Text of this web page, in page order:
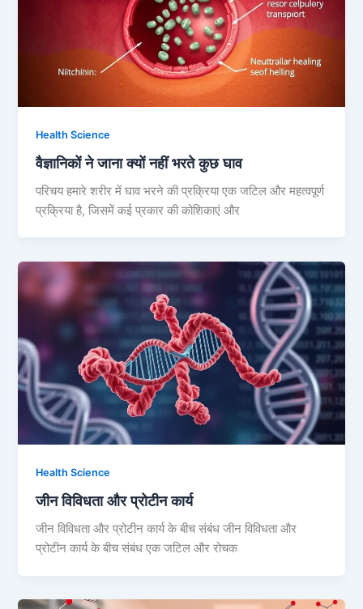
Health Science
वैज्ञानिकों ने जाना क्यों नहीं भरते कुछ घाव
परिचय हमारे शरीर में घाव भरने की प्रक्रिया एक जटिल और महत्वपूर्ण
प्रक्रिया है, जिसमें कई प्रकार की कोशिकाएं और
Health Science
जीन विविधता और प्रोटीन कार्य
जीन विविधता और प्रोटीन कार्य के बीच संबंध जीन विविधता और
प्रोटीन कार्य के बीच संबंध एक जटिल और रोचक